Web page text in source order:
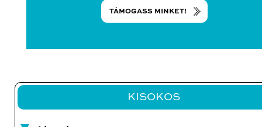
TÁMOGASS MINKET!
KISOKOS